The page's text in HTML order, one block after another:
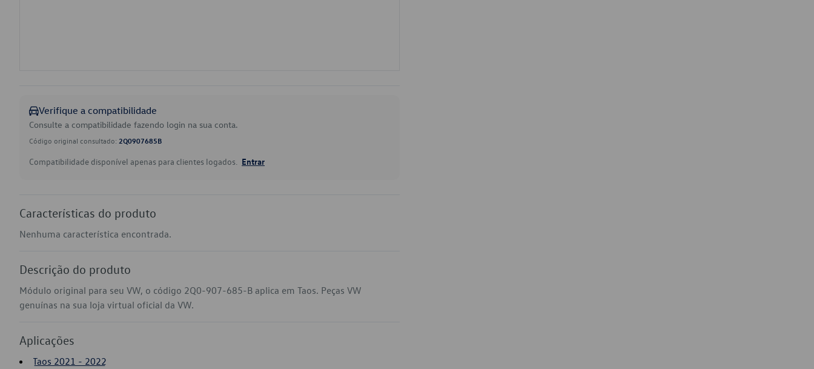
Verifique a compatibilidade
Consulte a compatibilidade fazendo login na sua conta.
Código original consultado: 2Q0907685B
Compatibilidade disponível apenas para clientes logados. Entrar
Características do produto
Nenhuma característica encontrada.
Descrição do produto
Módulo original para seu VW, o código 2Q0-907-685-B aplica em Taos. Peças VW
genuínas na sua loja virtual oficial da VW.
Aplicações
Taos 2021 - 2022